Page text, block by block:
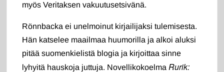
myös Veritaksen vakuutusetsivänä.
Rönnbacka ei unelmoinut kirjailijaksi tulemisesta.
Hän katselee maailmaa huumorilla ja alkoi aluksi
pitää suomenkielistä blogia ja kirjoittaa sinne
lyhyitä hauskoja juttuja. Novellikokoelma Rurik: